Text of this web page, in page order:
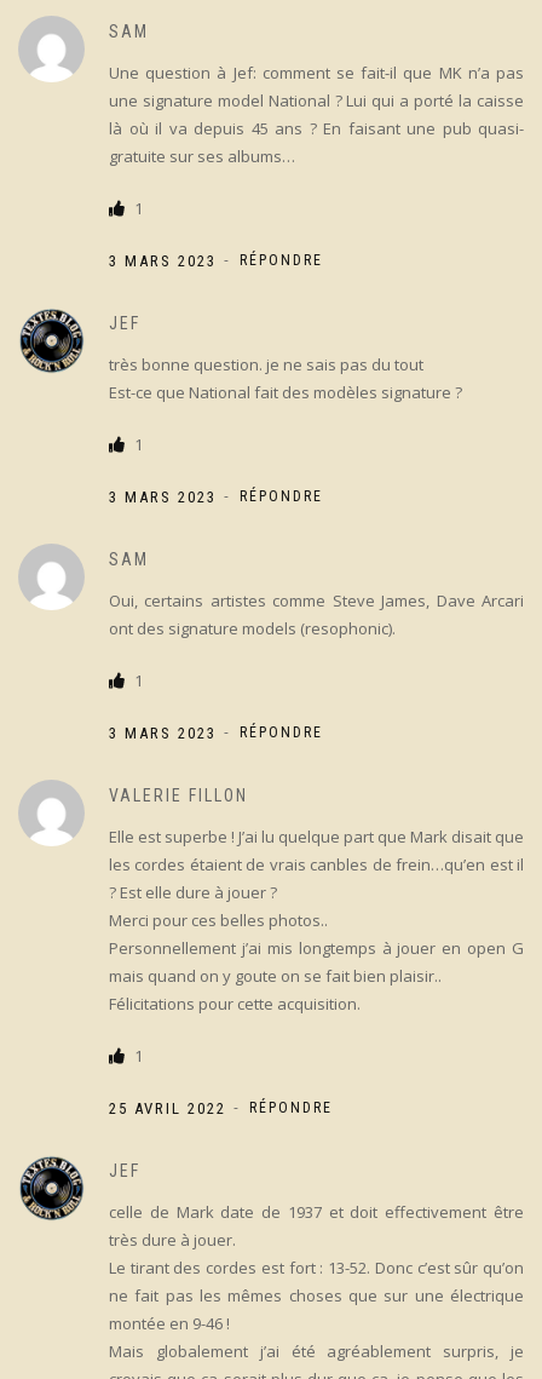
SAM
Une question à Jef: comment se fait-il que MK n’a pas
une signature model National ? Lui qui a porté la caisse
là où il va depuis 45 ans ? En faisant une pub quasi-
gratuite sur ses albums…
1
3 MARS 2023 - RÉPONDRE
JEF
très bonne question. je ne sais pas du tout
Est-ce que National fait des modèles signature ?
1
3 MARS 2023 - RÉPONDRE
SAM
Oui, certains artistes comme Steve James, Dave Arcari
ont des signature models (resophonic).
1
3 MARS 2023 - RÉPONDRE
VALERIE FILLON
Elle est superbe ! J’ai lu quelque part que Mark disait que
les cordes étaient de vrais canbles de frein…qu’en est il
? Est elle dure à jouer ?
Merci pour ces belles photos..
Personnellement j’ai mis longtemps à jouer en open G
mais quand on y goute on se fait bien plaisir..
Félicitations pour cette acquisition.
1
25 AVRIL 2022 - RÉPONDRE
JEF
celle de Mark date de 1937 et doit effectivement être
très dure à jouer.
Le tirant des cordes est fort : 13-52. Donc c’est sûr qu’on
ne fait pas les mêmes choses que sur une électrique
montée en 9-46 !
Mais globalement j’ai été agréablement surpris, je